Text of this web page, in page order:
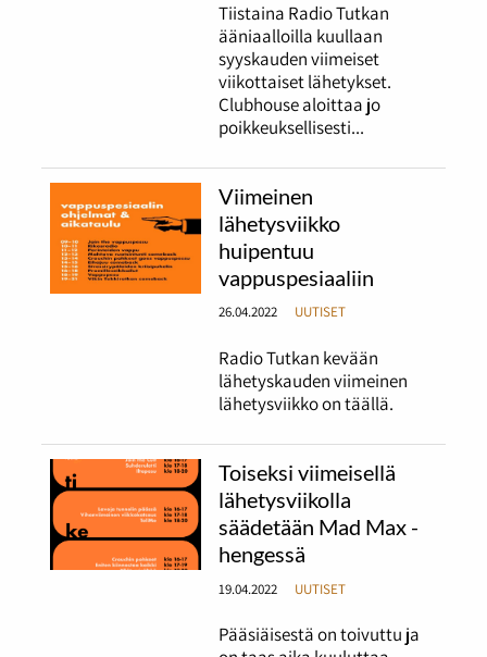
Tiistaina Radio Tutkan
ääniaalloilla kuullaan
syyskauden viimeiset
viikottaiset lähetykset.
Clubhouse aloittaa jo
poikkeuksellisesti...
Viimeinen
lähetysviikko
huipentuu
vappuspesiaaliin
26.04.2022 UUTISET
Radio Tutkan kevään
lähetyskauden viimeinen
lähetysviikko on täällä.
Toiseksi viimeisellä
lähetysviikolla
säädetään Mad Max -
hengessä
19.04.2022 UUTISET
Pääsiäisestä on toivuttu ja